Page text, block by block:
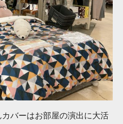
バーはお部屋の演出に大活